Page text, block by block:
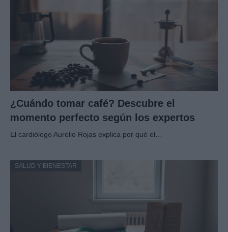
¿Cuándo tomar café? Descubre el
momento perfecto según los expertos
El cardiólogo Aurelio Rojas explica por qué el…
SALUD Y BIENESTAR